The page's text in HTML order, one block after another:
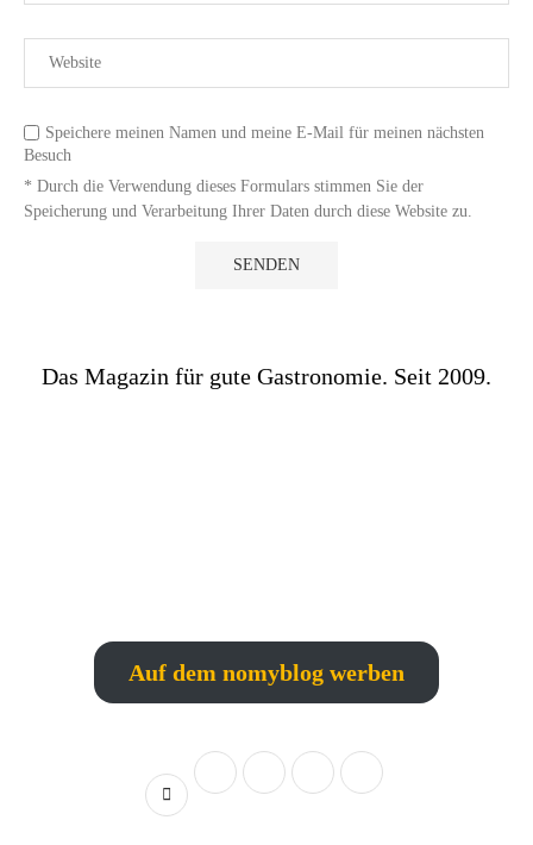
Speichere meinen Namen und meine E-Mail für meinen nächsten
Besuch
* Durch die Verwendung dieses Formulars stimmen Sie der
Speicherung und Verarbeitung Ihrer Daten durch diese Website zu.
Das Magazin für gute Gastronomie. Seit 2009.
Auf dem nomyblog werben